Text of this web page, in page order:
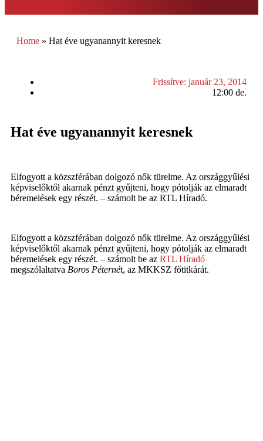
Home » Hat éve ugyanannyit keresnek
Frissítve: január 23, 2014
12:00 de.
Hat éve ugyanannyit keresnek
Elfogyott a közszférában dolgozó nők türelme. Az országgyűlési
képviselőktől akarnak pénzt gyűjteni, hogy pótolják az elmaradt
béremelések egy részét. – számolt be az RTL Híradó.
Elfogyott a közszférában dolgozó nők türelme. Az országgyűlési
képviselőktől akarnak pénzt gyűjteni, hogy pótolják az elmaradt
béremelések egy részét. – számolt be az RTL Híradó
megszólaltatva Boros Péternét, az MKKSZ főtitkárát.